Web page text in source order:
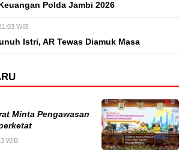
Polda Jambi 2026
WIB
Istri, AR Tewas Diamuk Masa
Minta Pengawasan
WIB